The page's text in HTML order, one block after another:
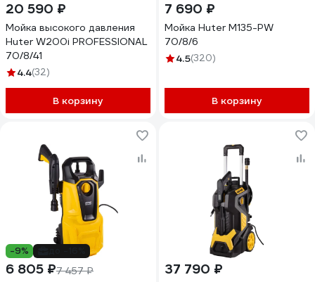
20 590 ₽
Мойка высокого давления
Huter W200i PROFESSIONAL
70/8/41
4.4(32)
В корзину
7 690 ₽
Мойка Huter M135-РW
70/8/6
4.5(320)
В корзину
-9%
6 805 ₽7 457 ₽
37 790 ₽